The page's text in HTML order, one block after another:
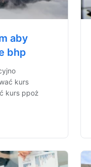
aby
bhp
kurs
kurs ppoż